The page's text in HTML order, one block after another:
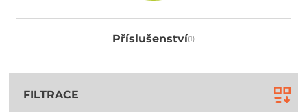
Příslušenství
FILTRACE